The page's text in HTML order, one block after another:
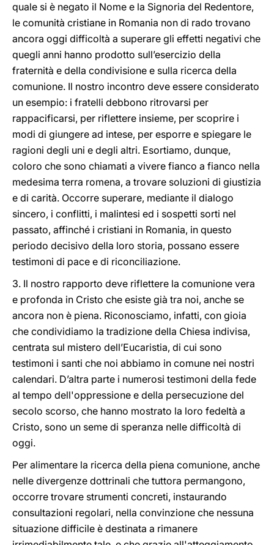
quale si è negato il Nome e la Signoria del Redentore,
le comunità cristiane in Romania non di rado trovano
ancora oggi difficoltà a superare gli effetti negativi che
quegli anni hanno prodotto sull’esercizio della
fraternità e della condivisione e sulla ricerca della
comunione. Il nostro incontro deve essere considerato
un esempio: i fratelli debbono ritrovarsi per
rappacificarsi, per riflettere insieme, per scoprire i
modi di giungere ad intese, per esporre e spiegare le
ragioni degli uni e degli altri. Esortiamo, dunque,
coloro che sono chiamati a vivere fianco a fianco nella
medesima terra romena, a trovare soluzioni di giustizia
e di carità. Occorre superare, mediante il dialogo
sincero, i conflitti, i malintesi ed i sospetti sorti nel
passato, affinché i cristiani in Romania, in questo
periodo decisivo della loro storia, possano essere
testimoni di pace e di riconciliazione.
3. Il nostro rapporto deve riflettere la comunione vera
e profonda in Cristo che esiste già tra noi, anche se
ancora non è piena. Riconosciamo, infatti, con gioia
che condividiamo la tradizione della Chiesa indivisa,
centrata sul mistero dell’Eucaristia, di cui sono
testimoni i santi che noi abbiamo in comune nei nostri
calendari. D’altra parte i numerosi testimoni della fede
al tempo dell'oppressione e della persecuzione del
secolo scorso, che hanno mostrato la loro fedeltà a
Cristo, sono un seme di speranza nelle difficoltà di
oggi.
Per alimentare la ricerca della piena comunione, anche
nelle divergenze dottrinali che tuttora permangono,
occorre trovare strumenti concreti, instaurando
consultazioni regolari, nella convinzione che nessuna
situazione difficile è destinata a rimanere